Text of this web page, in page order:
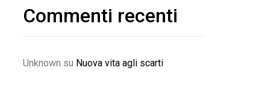
Commenti recenti
Unknown su Nuova vita agli scarti